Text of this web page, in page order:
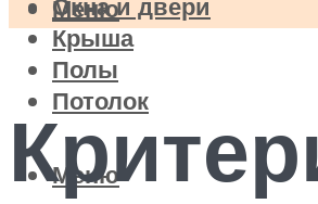
Окна и двери
Крыша
Полы
Потолок
Меню
Меню